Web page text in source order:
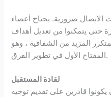
الاتصال ضرورية. يحتاج أعضاء
حتى يتمكنوا من تعديل أهداف
المزيد من الشفافية ، وهو
المفتاح الأول في تطوير الفرق.
لقادة المستقبل
قادرين على تقديم توجيه